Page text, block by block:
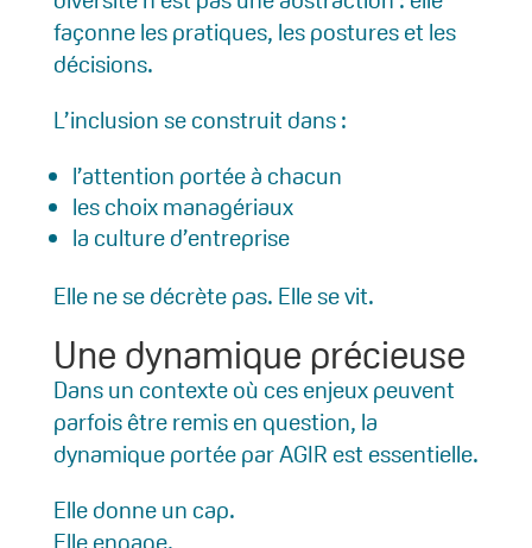
façonne les pratiques, les postures et les
décisions.
L’inclusion se construit dans :
l’attention portée à chacun
les choix managériaux
la culture d’entreprise
Elle ne se décrète pas. Elle se vit.
Une dynamique précieuse
Dans un contexte où ces enjeux peuvent
parfois être remis en question, la
dynamique portée par AGIR est essentielle.
Elle donne un cap.